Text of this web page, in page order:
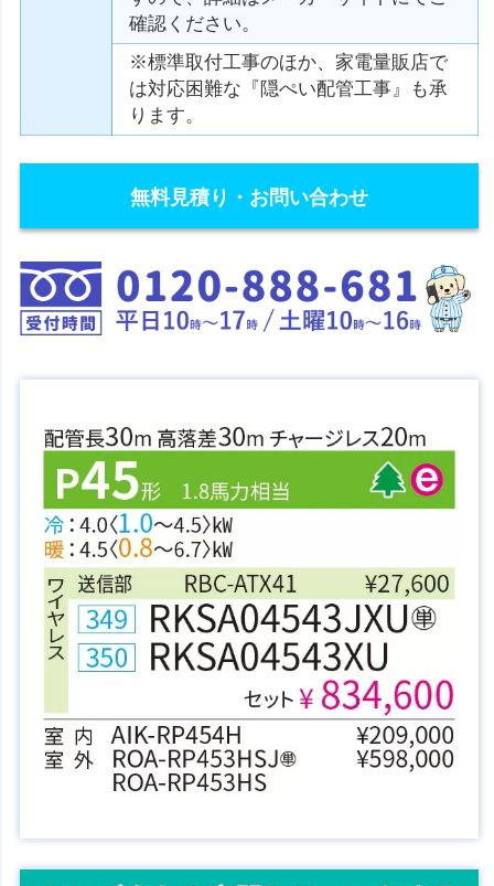
確認ください。
※標準取付工事のほか、家電量販店で
は対応困難な『隠ぺい配管工事』も承
ります。
無料見積り・お問い合わせ